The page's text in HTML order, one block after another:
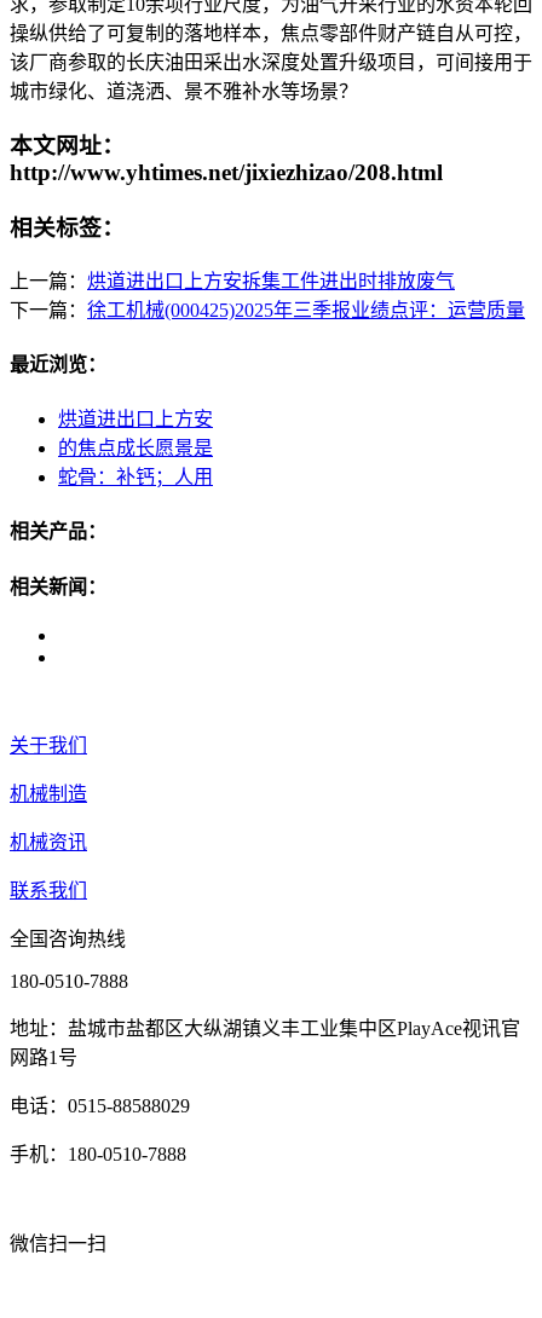
求，参取制定10余项行业尺度，为油气开采行业的水资本轮回
操纵供给了可复制的落地样本，焦点零部件财产链自从可控，
该厂商参取的长庆油田采出水深度处置升级项目，可间接用于
城市绿化、道浇洒、景不雅补水等场景？
本文网址：
http://www.yhtimes.net/jixiezhizao/208.html
相关标签：
上一篇： 烘道进出口上方安拆集工件进出时排放废气
下一篇： 徐工机械(000425)2025年三季报业绩点评：运营质量
最近浏览：
烘道进出口上方安
的焦点成长愿景是
蛇骨：补钙；人用
相关产品：
相关新闻：
关于我们
机械制造
机械资讯
联系我们
全国咨询热线
180-0510-7888
地址：盐城市盐都区大纵湖镇义丰工业集中区PlayAce视讯官
网路1号
电话：0515-88588029
手机：180-0510-7888
微信扫一扫